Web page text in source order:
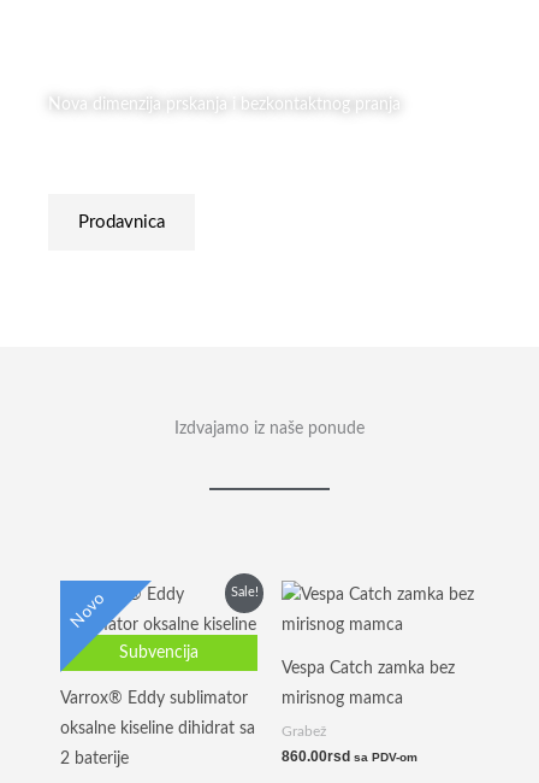
Nova dimenzija prskanja i bezkontaktnog pranja
Prodavnica
Izdvajamo iz naše ponude
Sale!
Subvencija
Novo
Varrox® Eddy sublimator
oksalne kiseline dihidrat sa
2 baterije
Originalna
cena
je
bila:
71,990.00rsd.
Trenutna
cena
je:
Vespa Catch zamka bez
mirisnog mamca
Grabež
860.00rsd sa PDV-om